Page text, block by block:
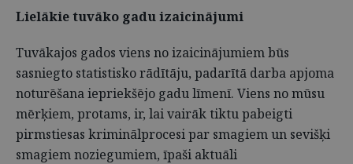
Lielākie tuvāko gadu izaicinājumi
Tuvākajos gados viens no izaicinājumiem būs
sasniegto statistisko rādītāju, padarītā darba apjoma
noturēšana iepriekšējo gadu līmenī. Viens no mūsu
mērķiem, protams, ir, lai vairāk tiktu pabeigti
pirmstiesas kriminālprocesi par smagiem un sevišķi
smagiem noziegumiem, īpaši aktuāli